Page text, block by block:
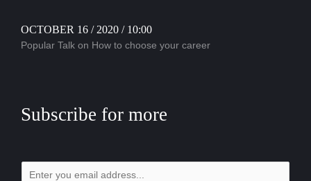
OCTOBER 16 / 2020 / 10:00
Popular Talk on How to choose your career
Subscribe for more